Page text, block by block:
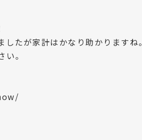
たが家計はかなり助かりますね。
。